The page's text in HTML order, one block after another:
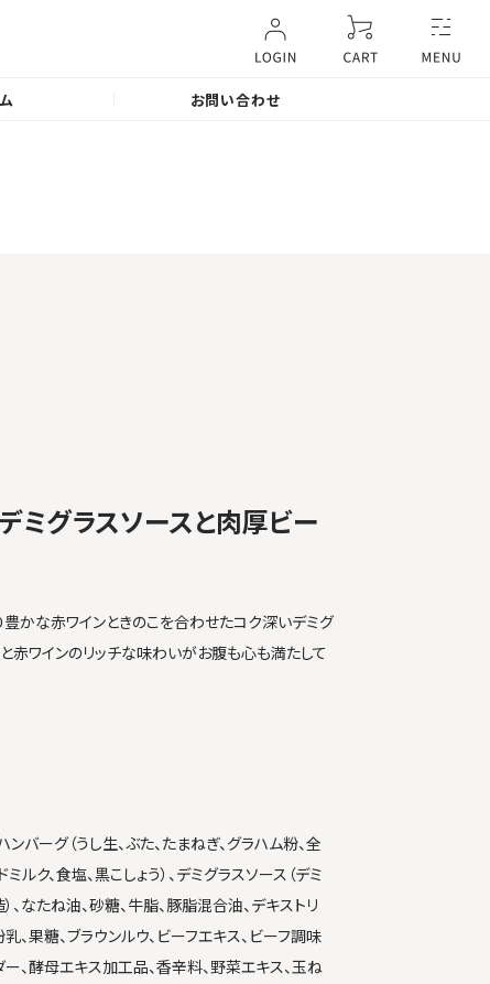
お問い合わせ
ミグラスソースと肉厚ビー
かな赤ワインときのこを合わせたコク深いデミグ
赤ワインのリッチな味わいがお腹も心も満たして
ンバーグ（うし生、ぶた、たまねぎ、グラハム粉、全
ルク、食塩、黒こしょう）、デミグラスソース（デミ
、なたね油、砂糖、牛脂、豚脂混合油、デキストリ
乳、果糖、ブラウンルウ、ビーフエキス、ビーフ調味
、酵母エキス加工品、香辛料、野菜エキス、玉ね